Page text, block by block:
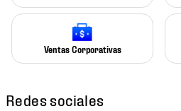
Ventas Corporativas
Redes sociales